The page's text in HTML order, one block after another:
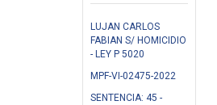
LUJAN CARLOS
FABIAN S/ HOMICIDIO
- LEY P 5020
MPF-VI-02475-2022
SENTENCIA: 45 -